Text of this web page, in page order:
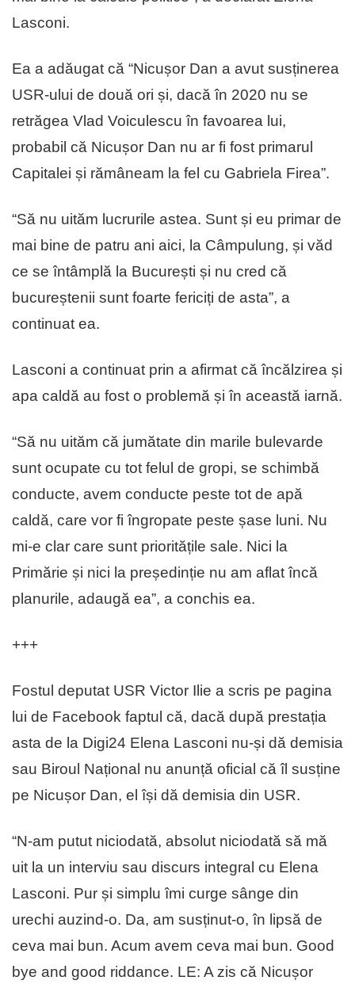
Lasconi.
Ea a adăugat că “Nicușor Dan a avut susținerea
USR-ului de două ori și, dacă în 2020 nu se
retrăgea Vlad Voiculescu în favoarea lui,
probabil că Nicușor Dan nu ar fi fost primarul
Capitalei și rămâneam la fel cu Gabriela Firea”.
“Să nu uităm lucrurile astea. Sunt și eu primar de
mai bine de patru ani aici, la Câmpulung, și văd
ce se întâmplă la București și nu cred că
bucureștenii sunt foarte fericiți de asta”, a
continuat ea.
Lasconi a continuat prin a afirmat că încălzirea și
apa caldă au fost o problemă și în această iarnă.
“Să nu uităm că jumătate din marile bulevarde
sunt ocupate cu tot felul de gropi, se schimbă
conducte, avem conducte peste tot de apă
caldă, care vor fi îngropate peste șase luni. Nu
mi-e clar care sunt prioritățile sale. Nici la
Primărie și nici la președinție nu am aflat încă
planurile, adaugă ea”, a conchis ea.
+++
Fostul deputat USR Victor Ilie a scris pe pagina
lui de Facebook faptul că, dacă după prestația
asta de la Digi24 Elena Lasconi nu-și dă demisia
sau Biroul Național nu anunță oficial că îl susține
pe Nicușor Dan, el își dă demisia din USR.
“N-am putut niciodată, absolut niciodată să mă
uit la un interviu sau discurs integral cu Elena
Lasconi. Pur și simplu îmi curge sânge din
urechi auzind-o. Da, am susținut-o, în lipsă de
ceva mai bun. Acum avem ceva mai bun. Good
bye and good riddance. LE: A zis că Nicușor